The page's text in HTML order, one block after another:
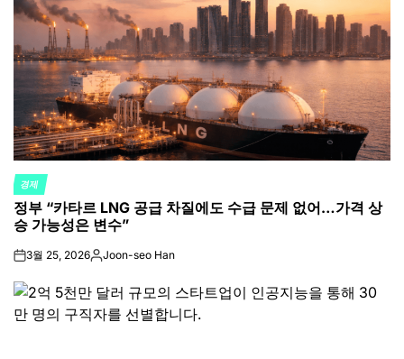
POSTED
IN
경제
정부 “카타르 LNG 공급 차질에도 수급 문제 없어…가격 상
승 가능성은 변수”
on3월 25, 2026Posted
Joon-seo Han